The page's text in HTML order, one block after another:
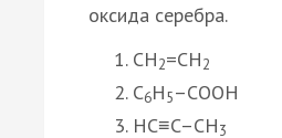
оксида серебра.
CH2=CH2
C6H5–COOH
HC≡C–CH3